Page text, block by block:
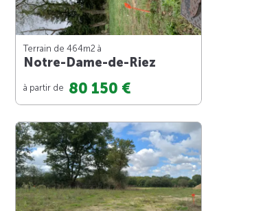
Terrain de 464m2 à
Notre-Dame-de-Riez
à partir de 80 150 €